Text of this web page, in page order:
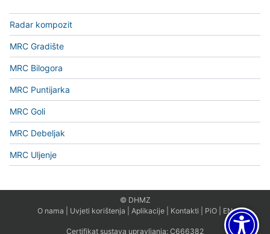
Radar kompozit
MRC Gradište
MRC Bilogora
MRC Puntijarka
MRC Goli
MRC Debeljak
MRC Uljenje
© DHMZ
O nama
Uvjeti korištenja Aplikacije Kontakti PiO EN
Certifikat sustava upravljanja: C666382